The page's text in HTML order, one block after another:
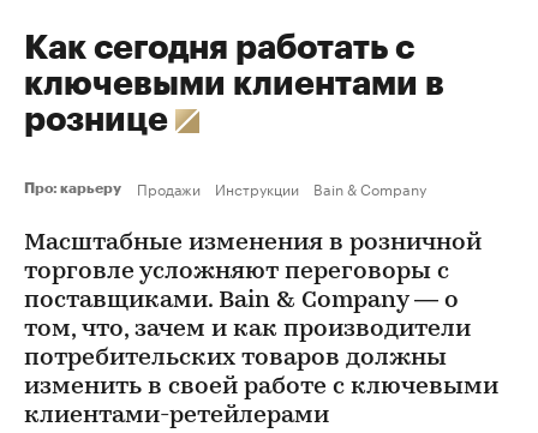
Как сегодня работать с
ключевыми клиентами в
рознице
Про: карьеру Продажи Инструкции Bain & Company
Масштабные изменения в розничной
торговле усложняют переговоры с
поставщиками. Bain & Company — о
том, что, зачем и как производители
потребительских товаров должны
изменить в своей работе с ключевыми
клиентами-ретейлерами